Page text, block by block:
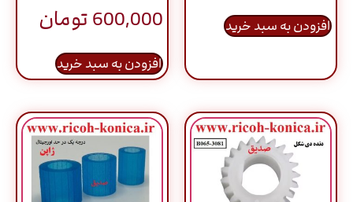
افزودن به سبد خرید 600,000تومان
افزودن به سبد خرید